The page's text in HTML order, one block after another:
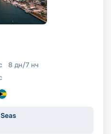
8 дн/7 нч